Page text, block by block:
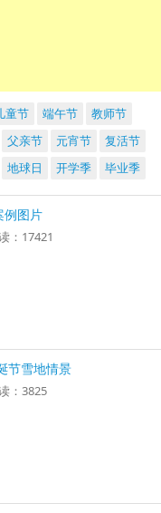
童节 端午节
教师节
父亲节 元宵节
复活节
地球日 开学季 毕业季
例图片
：17421
节雪地情景
：3825